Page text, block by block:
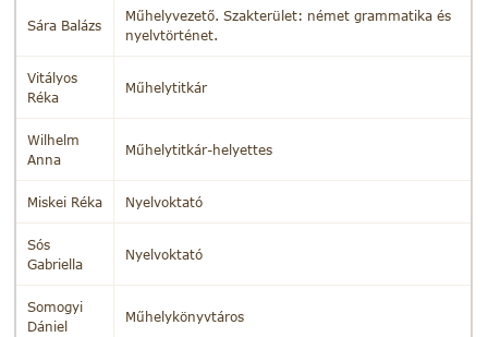
Sára Balázs
Műhelyvezető. Szakterület: német grammatika és
nyelvtörténet.
Vitályos
Réka
Műhelytitkár
Wilhelm
Anna
Műhelytitkár-helyettes
Miskei Réka Nyelvoktató
Sós
Gabriella
Nyelvoktató
Somogyi
Dániel
Műhelykönyvtáros